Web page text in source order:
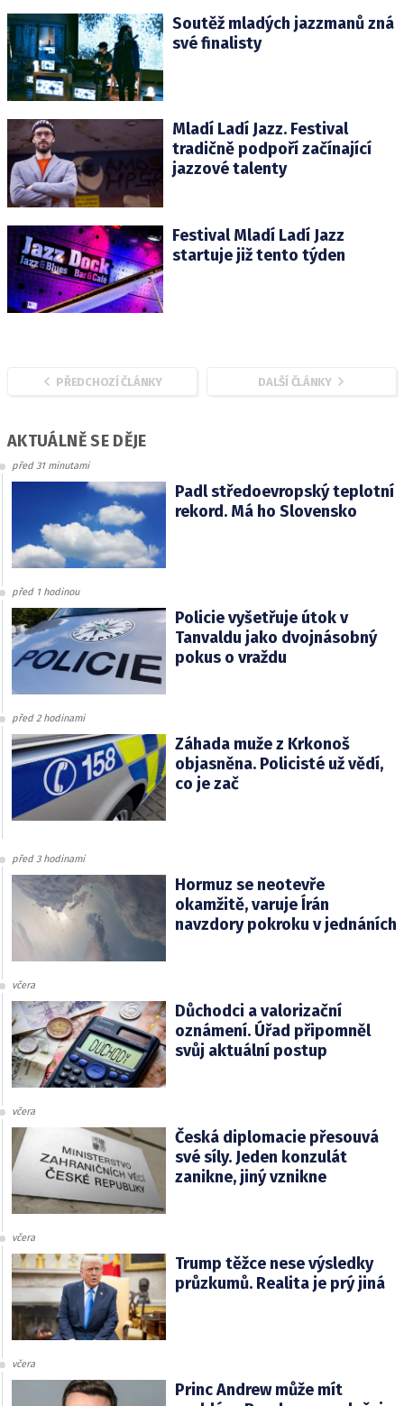
Soutěž mladých jazzmanů zná
své finalisty
Mladí Ladí Jazz. Festival
tradičně podpoří začínající
jazzové talenty
Festival Mladí Ladí Jazz
startuje již tento týden
PŘEDCHOZÍ ČLÁNKY DALŠÍ ČLÁNKY
AKTUÁLNĚ SE DĚJE
před 31 minutami
Padl středoevropský teplotní
rekord. Má ho Slovensko
před 1 hodinou
Policie vyšetřuje útok v
Tanvaldu jako dvojnásobný
pokus o vraždu
před 2 hodinami
Záhada muže z Krkonoš
objasněna. Policisté už vědí,
co je zač
před 3 hodinami
Hormuz se neotevře
okamžitě, varuje Írán
navzdory pokroku v jednáních
včera
Důchodci a valorizační
oznámení. Úřad připomněl
svůj aktuální postup
včera
Česká diplomacie přesouvá
své síly. Jeden konzulát
zanikne, jiný vznikne
včera
Trump těžce nese výsledky
průzkumů. Realita je prý jiná
včera
Princ Andrew může mít